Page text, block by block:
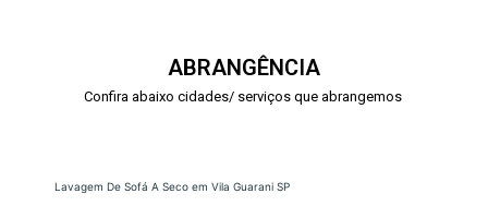
ABRANGÊNCIA
Confira abaixo cidades/ serviços que abrangemos
Lavagem De Sofá A Seco em Vila Guarani SP